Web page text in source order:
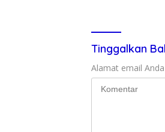
Tinggalkan
Alamat email